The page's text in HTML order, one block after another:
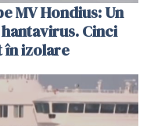
MV Hondius: Un
Cinci
în izolare